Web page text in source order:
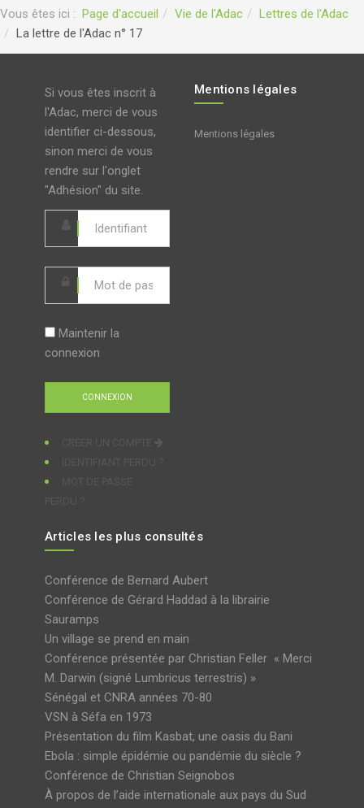
Vous êtes ici : Page d'accueil Vie de l'Adac
Lettres de l'Adac
La lettre de l'Adac n° 17
Si vous êtes inscrit à
l'Adac, merci de vous
identifier ci-dessous,
sinon merci de vous
rendre sur l'onglet
"Adhésion" du site.
Maintenir la
connexion
Mentions légales
Mentions légales
Articles les plus consultés
Conférence de Bernard Aubert
Conférence de Gérard Haddad à la librairie
Sauramps
Un village se prend en main
Conférence présentée par Christian Feller « Merci
M. Darwin (signé Lumbricus terrestris) »
Sénégal et CNRA années 70-80
VSN à Séfa en 1973
Présentation du film Kasbat, une oasis du Bani
Ebola : simple épidémie ou pandémie du siècle ?
Conférence de Christian Seignobos
À propos de l’aide internationale aux pays du Sud